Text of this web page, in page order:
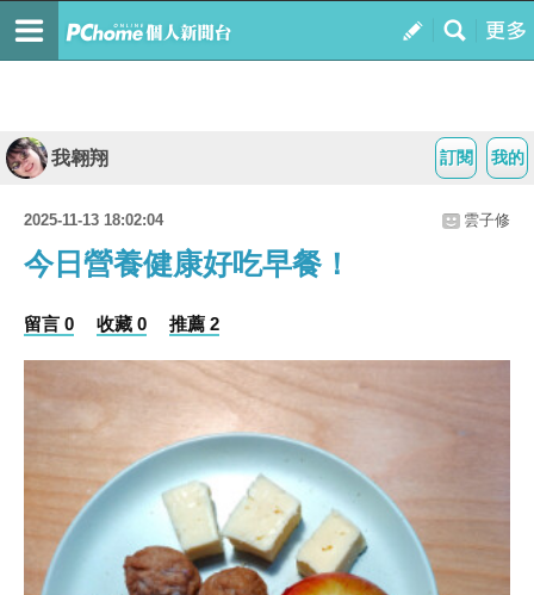
我的
訂閱
我翱翔
2025-11-13 18:02:04 雲子修
今日營養健康好吃早餐！
留言 0 收藏 0 推薦 2